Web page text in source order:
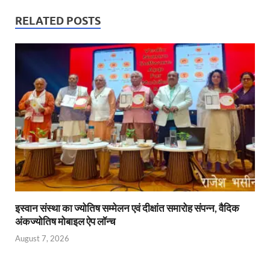
s
A
p
p
b
o
o
k
er
ie
n
dl
y
dI
n
RELATED POSTS
इस्वान संस्था का ज्योतिष सम्मेलन एवं दीक्षांत समारोह संपन्न, वैदिक
अंकज्योतिष मोबाइल ऐप लॉन्च
August 7, 2026